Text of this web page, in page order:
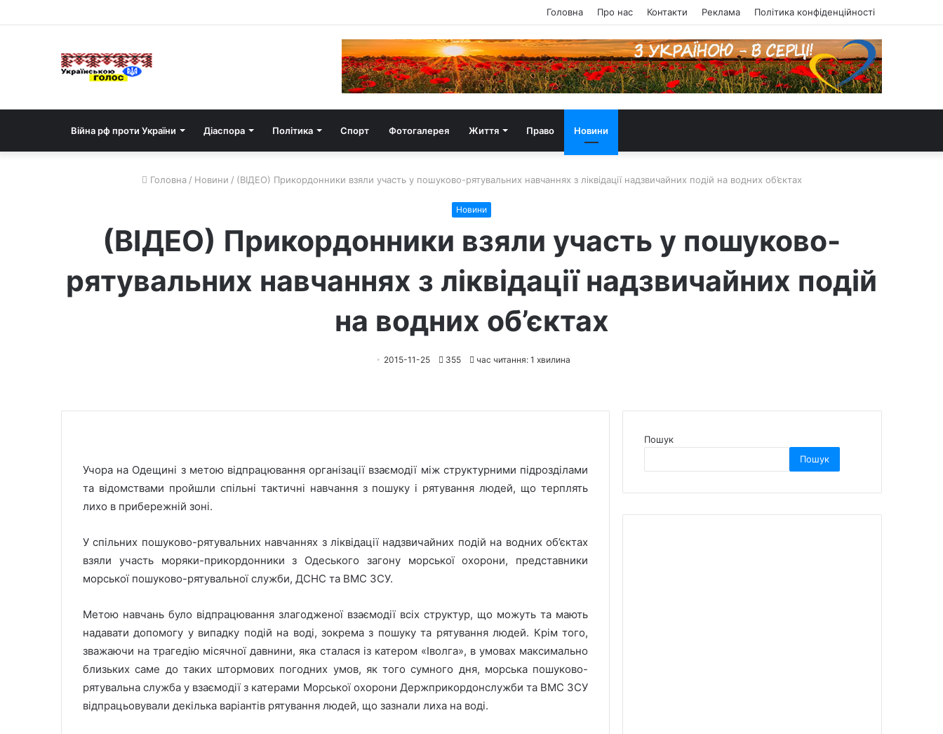
Головна Про нас Контакти Реклама Політика конфіденційності
Війна рф проти України Діаспора Політика Спорт Фотогалерея Життя Право Новини
Головна / Новини / (ВІДЕО) Прикордонники взяли участь у пошуково-рятувальних навчаннях з ліквідації надзвичайних подій на водних об’єктах
Новини
(ВІДЕО) Прикордонники взяли участь у пошуково-
рятувальних навчаннях з ліквідації надзвичайних подій
на водних об’єктах
2015-11-25 355 час читання: 1 хвилина
Учора на Одещині з метою відпрацювання організації взаємодії між структурними підрозділами
та відомствами пройшли спільні тактичні навчання з пошуку і рятування людей, що терплять
лихо в прибережній зоні.
У спільних пошуково-рятувальних навчаннях з ліквідації надзвичайних подій на водних об’єктах
взяли участь моряки-прикордонники з Одеського загону морської охорони, представники
морської пошуково-рятувальної служби, ДСНС та ВМС ЗСУ.
Метою навчань було відпрацювання злагодженої взаємодії всіх структур, що можуть та мають
надавати допомогу у випадку подій на воді, зокрема з пошуку та рятування людей. Крім того,
зважаючи на трагедію місячної давнини, яка сталася із катером «Іволга», в умовах максимально
близьких саме до таких штормових погодних умов, як того сумного дня, морська пошуково-
рятувальна служба у взаємодії з катерами Морської охорони Держприкордонслужби та ВМС ЗСУ
відпрацьовували декілька варіантів рятування людей, що зазнали лиха на воді.
Пошук
Пошук